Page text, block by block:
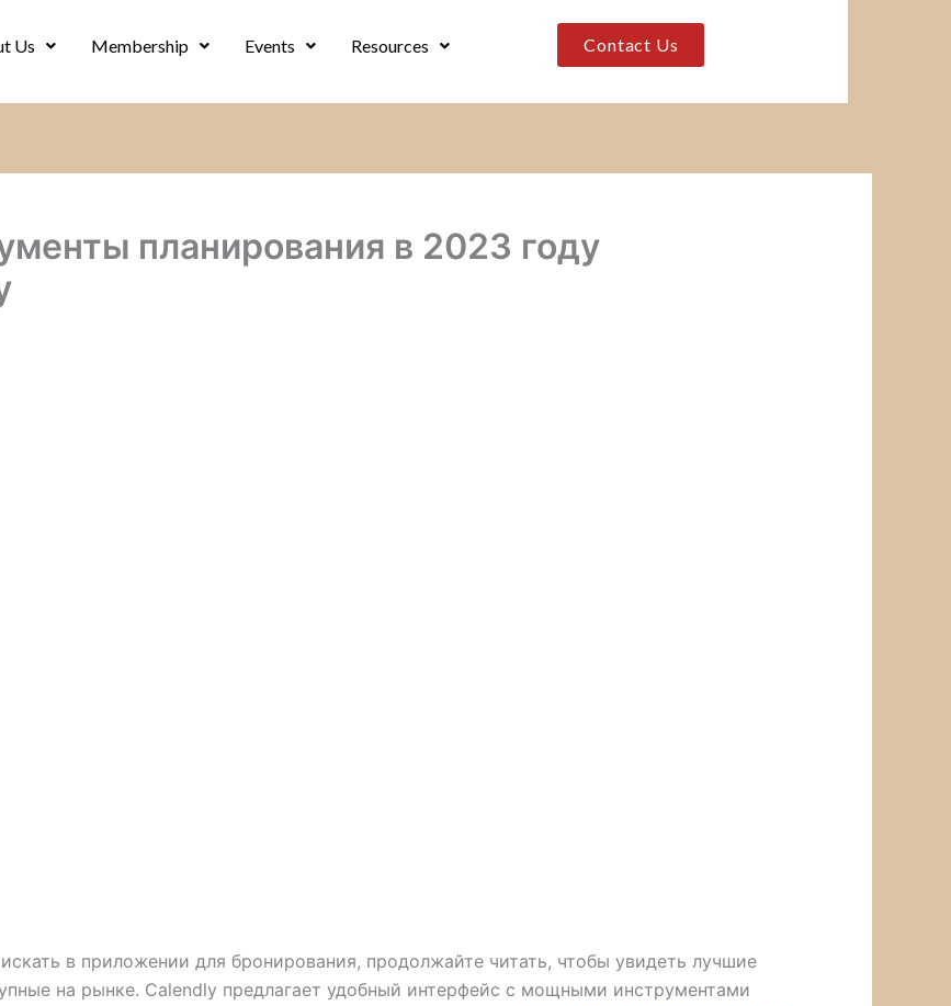
Us Membership Events Resources Contact Us
планирования в 2023 году
в приложении для бронирования, продолжайте читать, чтобы увидеть лучшие
на рынке. Calendly предлагает удобный интерфейс с мощными инструментами